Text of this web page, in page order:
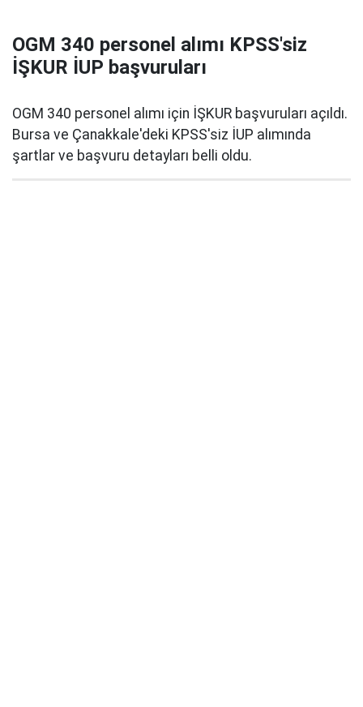
OGM 340 personel alımı KPSS'siz
İŞKUR İUP başvuruları
OGM 340 personel alımı için İŞKUR başvuruları açıldı.
Bursa ve Çanakkale'deki KPSS'siz İUP alımında
şartlar ve başvuru detayları belli oldu.